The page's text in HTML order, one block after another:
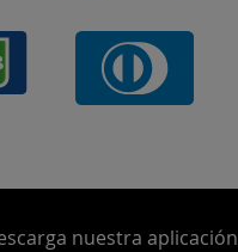
nuestra aplicación